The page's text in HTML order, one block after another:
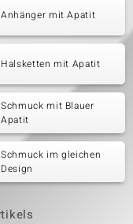
Anhänger mit Apatit
Halsketten mit Apatit
Schmuck mit Blauer
Apatit
Schmuck im gleichen
Design